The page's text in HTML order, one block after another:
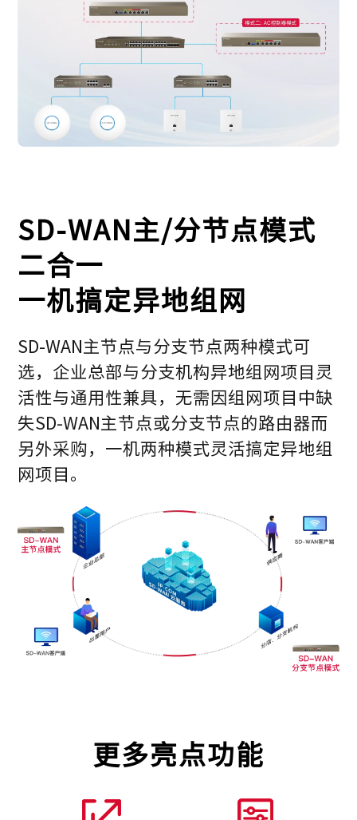
SD-WAN主/分节点模式
二合一
一机搞定异地组网
SD-WAN主节点与分支节点两种模式可
选，企业总部与分支机构异地组网项目灵
活性与通用性兼具，无需因组网项目中缺
失SD-WAN主节点或分支节点的路由器而
另外采购，一机两种模式灵活搞定异地组
网项目。
更多亮点功能